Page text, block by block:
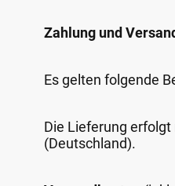
Zahlung und
Es gelten folgende
Die Lieferung erfolgt
(Deutschland).